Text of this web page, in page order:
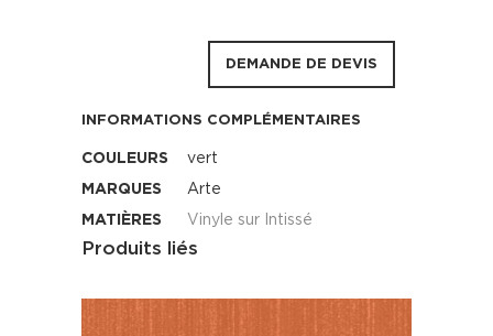
DEMANDE DE DEVIS
INFORMATIONS COMPLÉMENTAIRES
COULEURS
vert
MARQUES
Arte
MATIÈRES
Vinyle sur Intissé
Produits liés